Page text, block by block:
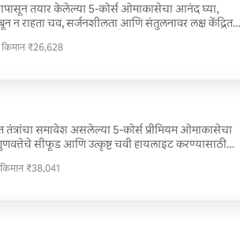
तयार केलेल्या 5-कोर्स ओमाकासेचा आनंद घ्या,
न राहता चव, सर्जनशीलता आणि संतुलनावर लक्ष केंद्रित
तयार करण्यासाठी नैसर्गिकरित्या पुढे जातो. पाहुणे
गरजांनुसार मेनू कस्टमाइझ करू शकतात, ज्यामुळे त्यांना
₹26,628
समावेश असलेल्या 5-कोर्स प्रीमियम ओमाकासेचा
सीफूड आणि उत्कृष्ट चवी हायलाइट करण्यासाठी
पसंतीशी जुळण्यासाठी त्यांचा मेनू कस्टमाइझ करू
आणि वैयक्तिकृत जेवणाचा अनुभव मिळतो.
₹38,041